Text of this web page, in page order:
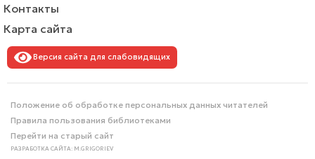
Контакты
Карта сайта
Версия сайта для слабовидящих
Положение об обработке персональных данных читателей
Правила пользования библиотеками
Перейти на старый сайт
РАЗРАБОТКА САЙТА: M.GRIGORIEV